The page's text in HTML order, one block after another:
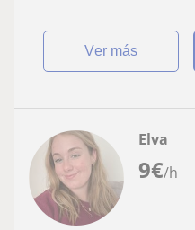
ver más
9€/h
Elva